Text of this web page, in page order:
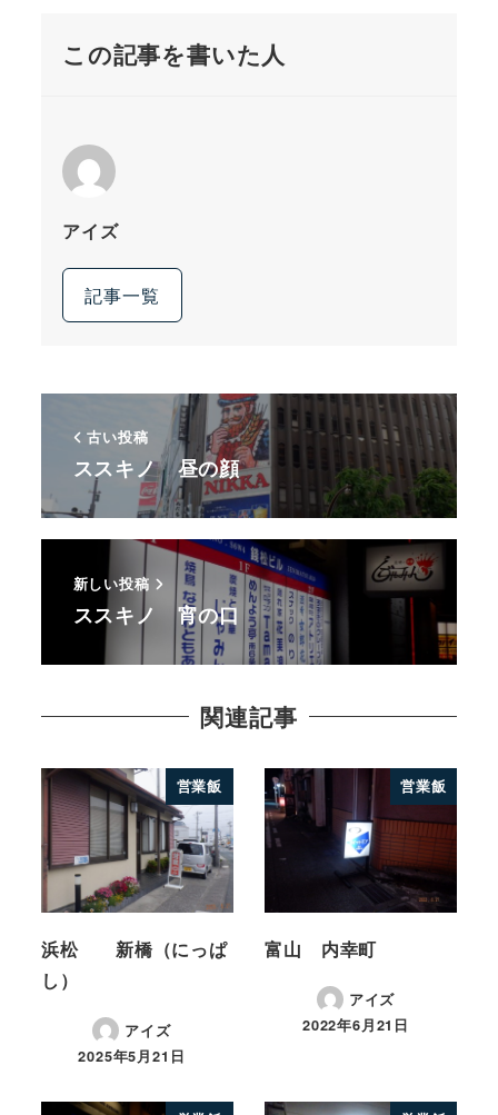
この記事を書いた人
アイズ
記事一覧
古い投稿
ススキノ 昼の顔
新しい投稿
ススキノ 宵の口
関連記事
営業飯
浜松 新橋（にっぱ
し）
アイズ
2025年5月21日
営業飯
富山 内幸町
アイズ
2022年6月21日